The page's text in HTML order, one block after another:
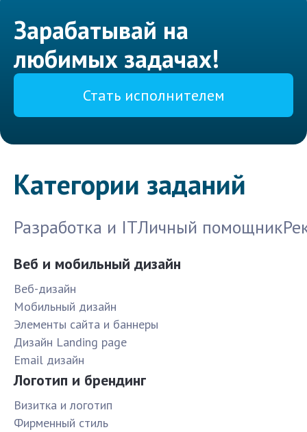
Зарабатывай на
любимых задачах!
Стать исполнителем
Категории заданий
Разработка и ITЛичный помощник
Веб и мобильный дизайн
Веб-дизайн
Мобильный дизайн
Элементы сайта и баннеры
Дизайн Landing page
Email дизайн
Логотип и брендинг
Визитка и логотип
Фирменный стиль